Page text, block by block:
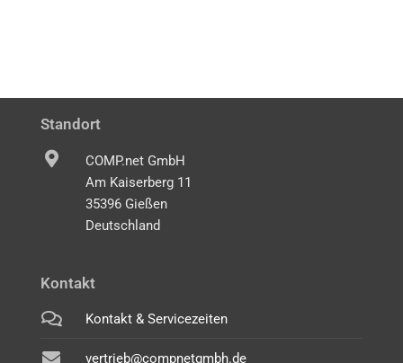
Standort
COMP.net GmbH
Am Kaiserberg 11
35396 Gießen
Deutschland
Kontakt
Kontakt & Servicezeiten
vertrieb@compnetgmbh.de